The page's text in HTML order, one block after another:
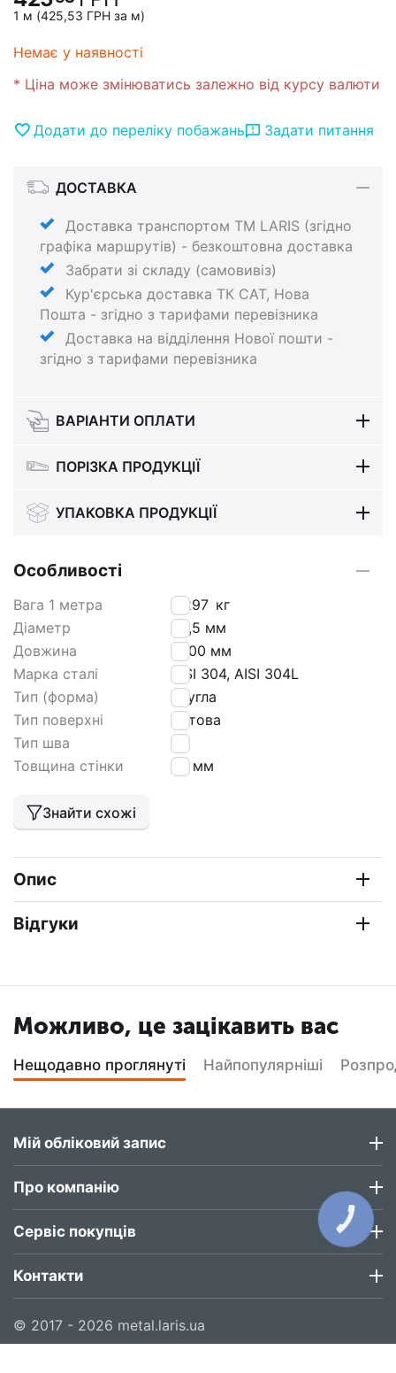
1 м (425,53 ГРН за м)
Немає у наявності
* Ціна може змінюватись залежно від курсу валюти
Додати до переліку побажань Задати питання
ДОСТАВКА
Доставка транспортом ТМ LARIS (згідно
графіка маршрутів) - безкоштовна доставка
Забрати зі складу (самовивіз)
Кур'єрська доставка ТК САТ, Нова
Пошта - згідно з тарифами перевізника
Доставка на відділення Нової пошти -
згідно з тарифами перевізника
ВАРІАНТИ ОПЛАТИ
ПОРІЗКА ПРОДУКЦІЇ
УПАКОВКА ПРОДУКЦІЇ
Особливості
Вага 1 метра 2,297 кг
Діаметр
63,5 мм
Довжина
6000 мм
Марка сталі
AISI 304, AISI 304L
Тип (форма)
кругла
Тип поверхні
матова
Тип шва
tig
Товщина стінки
1,5 мм
Знайти схожі
Опис
Відгуки
Можливо, це зацікавить вас
Нещодавно проглянуті Найпопулярніші
Мій обліковий запис
Про компанію
Сервіс покупців
Контакти
© 2017 - 2026 metal.laris.ua
КНОПКА
ЗВ'ЯЗКУ